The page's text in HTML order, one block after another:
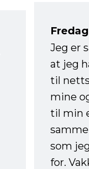
Jeg er
at jeg
til
mine
til min
som
for.